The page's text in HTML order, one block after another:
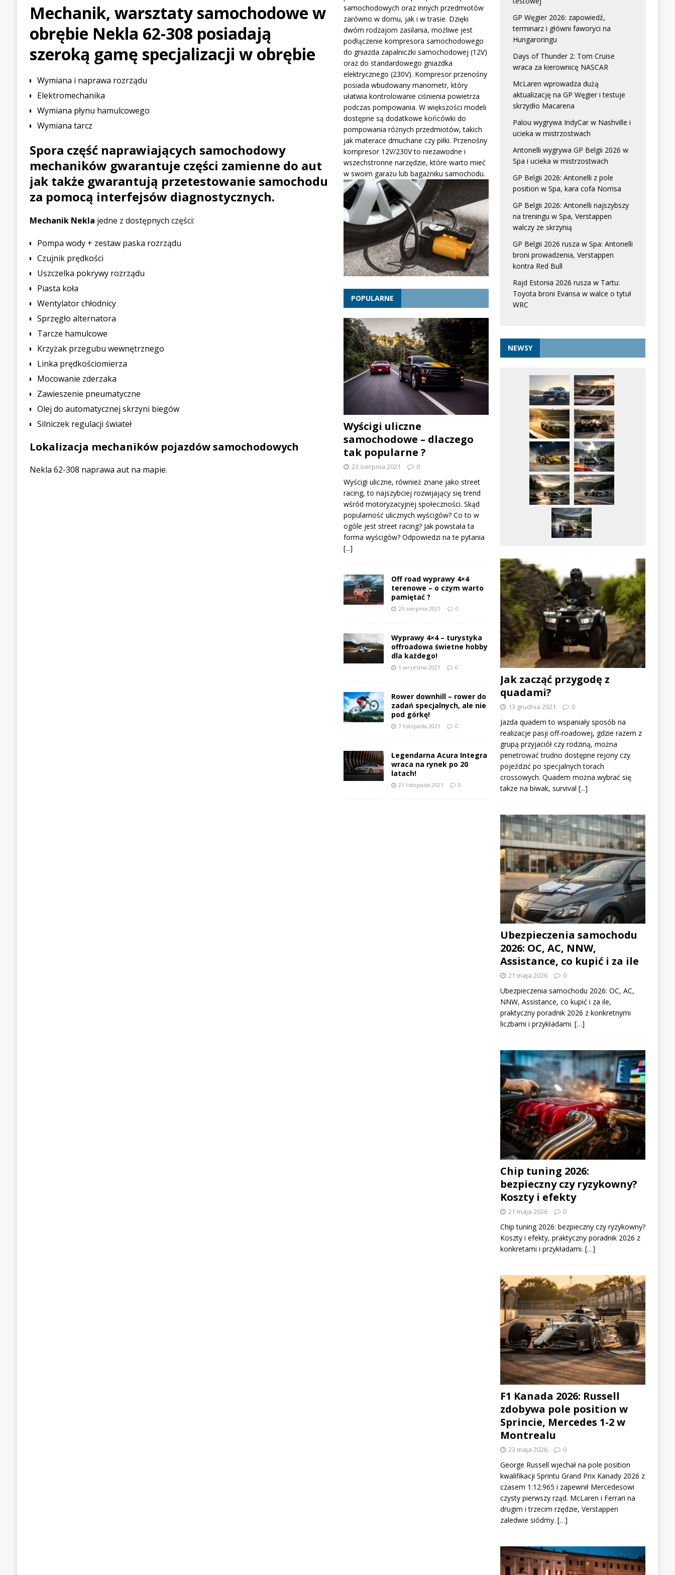
[ 21 lipca 2026 ] Palou wygrywa IndyCar w Nashville i ucieka w mistrzostwach
WIADOMOŚCI
WYŚCIGOWE
Kia Sportage – osiągi, wersje silnikowe i pierwsze wrażenia z jazdy testowej
PIERWSZE JAZDY
Mechanik, warsztaty samochodowe w
obrębie Nekla 62-308 posiadają
szeroką gamę specjalizacji w obrębie
Wymiana i naprawa rozrządu
Elektromechanika
Wymiana płynu hamulcowego
Wymiana tarcz
Spora część naprawiających samochodowy
mechaników gwarantuje części zamienne do aut
jak także gwarantują przetestowanie samochodu
za pomocą interfejsów diagnostycznych.
Mechanik Nekla jedne z dostępnych części:
Pompa wody + zestaw paska rozrządu
Czujnik prędkości
Uszczelka pokrywy rozrządu
Piasta koła
Wentylator chłodnicy
Sprzęgło alternatora
Tarcze hamulcowe
Krzyżak przegubu wewnętrznego
Linka prędkościomierza
Mocowanie zderzaka
Zawieszenie pneumatyczne
Olej do automatycznej skrzyni biegów
Silniczek regulacji świateł
Lokalizacja mechaników pojazdów samochodowych
Nekla 62-308 naprawa aut na mapie.
samochodowych oraz innych przedmiotów
zarówno w domu, jak i w trasie. Dzięki
dwóm rodzajom zasilania, możliwe jest
podłączenie kompresora samochodowego
do gniazda zapalniczki samochodowej (12V)
oraz do standardowego gniazdka
elektrycznego (230V). Kompresor przenośny
posiada wbudowany manometr, który
ułatwia kontrolowanie ciśnienia powietrza
podczas pompowania. W większości modeli
dostępne są dodatkowe końcówki do
pompowania różnych przedmiotów, takich
jak materace dmuchane czy piłki. Przenośny
kompresor 12V/230V to niezawodne i
wszechstronne narzędzie, które warto mieć
w swoim garażu lub bagażniku samochodu.
POPULARNE
Wyścigi uliczne
samochodowe – dlaczego
tak popularne ?
23 sierpnia 2021 0
Wyścigi uliczne, również znane jako street
racing, to najszybciej rozwijający się trend
wśród motoryzacyjnej społeczności. Skąd
popularność ulicznych wyścigów? Co to w
ogóle jest street racing? Jak powstała ta
forma wyścigów? Odpowiedzi na te pytania
[...]
Off road wyprawy 4×4
terenowe – o czym warto
pamiętać ?
25 sierpnia 2021 0
Wyprawy 4×4 – turystyka
offroadowa świetne hobby
dla każdego!
1 września 2021 0
Rower downhill – rower do
zadań specjalnych, ale nie
pod górkę!
7 listopada 2021 0
Legendarna Acura Integra
wraca na rynek po 20
latach!
21 listopada 2021 0
GP Węgier 2026: zapowiedź,
terminarz i główni faworyci na
Hungaroringu
Days of Thunder 2: Tom Cruise
wraca za kierownicę NASCAR
McLaren wprowadza dużą
aktualizację na GP Węgier i testuje
skrzydło Macarena
Palou wygrywa IndyCar w Nashville i
ucieka w mistrzostwach
Antonelli wygrywa GP Belgii 2026 w
Spa i ucieka w mistrzostwach
GP Belgii 2026: Antonelli z pole
position w Spa, kara cofa Norrisa
GP Belgii 2026: Antonelli najszybszy
na treningu w Spa, Verstappen
walczy ze skrzynią
GP Belgii 2026 rusza w Spa: Antonelli
broni prowadzenia, Verstappen
kontra Red Bull
Rajd Estonia 2026 rusza w Tartu:
Toyota broni Evansa w walce o tytuł
WRC
NEWSY
Jak zacząć przygodę z
quadami?
13 grudnia 2021 0
Jazda quadem to wspaniały sposób na
realizacje pasji off-roadowej, gdzie razem z
grupą przyjaciół czy rodziną, można
penetrować trudno dostępne rejony czy
pojeździć po specjalnych torach
crossowych. Quadem można wybrać się
także na biwak, survival [...]
Ubezpieczenia samochodu
2026: OC, AC, NNW,
Assistance, co kupić i za ile
21 maja 2026 0
Ubezpieczenia samochodu 2026: OC, AC,
NNW, Assistance, co kupić i za ile,
praktyczny poradnik 2026 z konkretnymi
liczbami i przykładami. […]
Chip tuning 2026:
bezpieczny czy ryzykowny?
Koszty i efekty
21 maja 2026 0
Chip tuning 2026: bezpieczny czy ryzykowny?
Koszty i efekty, praktyczny poradnik 2026 z
konkretami i przykładami. […]
F1 Kanada 2026: Russell
zdobywa pole position w
Sprincie, Mercedes 1-2 w
Montrealu
23 maja 2026 0
George Russell wjechał na pole position
kwalifikacji Sprintu Grand Prix Kanady 2026 z
czasem 1:12.965 i zapewnił Mercedesowi
czysty pierwszy rząd. McLaren i Ferrari na
drugim i trzecim rzędzie, Verstappen
zaledwie siódmy. […]